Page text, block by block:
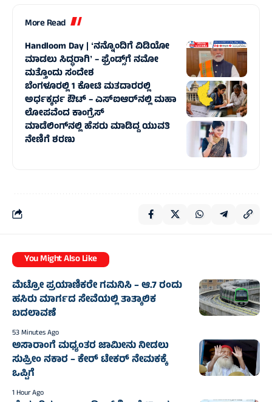
More Read
Handloom Day | ʻನನ್ನೊಂದಿಗೆ ವಿಡಿಯೋ
ಮಾಡಲು ಸಿದ್ಧರಾಗಿʼ – ಫ್ರೆಂಡ್ಸ್‌ಗೆ ನಮೋ
ಮತ್ತೊಂದು ಸಂದೇಶ
ಬೆಂಗಳೂರಲ್ಲಿ 1 ಕೋಟಿ ಮತದಾರರಲ್ಲಿ
ಅರ್ಧಕ್ಕರ್ಧ ಔಟ್ – ಎಸ್‌ಐಆರ್‌ನಲ್ಲಿ ಮಹಾ
ಲೋಪವೆಂದ ಕಾಂಗ್ರೆಸ್
ಮಾಡೆಲಿಂಗ್‌ನಲ್ಲಿ ಹೆಸರು ಮಾಡಿದ್ದ ಯುವತಿ
ನೇಣಿಗೆ ಶರಣು
You Might Also Like
ಮೆಟ್ರೋ ಪ್ರಯಾಣಿಕರೇ ಗಮನಿಸಿ – ಆ.7 ರಂದು
ಹಸಿರು ಮಾರ್ಗದ ಸೇವೆಯಲ್ಲಿ ತಾತ್ಕಾಲಿಕ
ಬದಲಾವಣೆ
53 Minutes Ago
ಅಸಾರಾಂಗೆ ಮಧ್ಯಂತರ ಜಾಮೀನು ನೀಡಲು
ಸುಪ್ರೀಂ ನಕಾರ – ಕೇರ್ ಟೇಕರ್ ನೇಮಕಕ್ಕೆ
ಒಪ್ಪಿಗೆ
1 Hour Ago